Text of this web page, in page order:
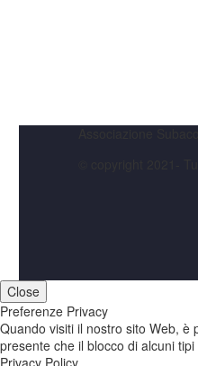
Close
Preferenze Privacy
Quando visiti il nostro sito Web, è
presente che il blocco di alcuni
Privacy Policy